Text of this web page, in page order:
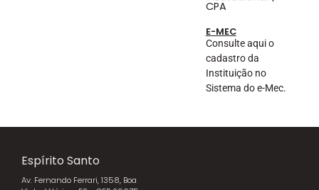
CPA
E-MEC
Consulte aqui o
cadastro da
Instituição no
Sistema do e-Mec.
Espírito Santo
Av. Fernando Ferrari, 1358, Boa